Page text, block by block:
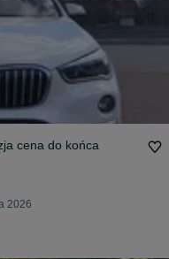
cena do końca
2026